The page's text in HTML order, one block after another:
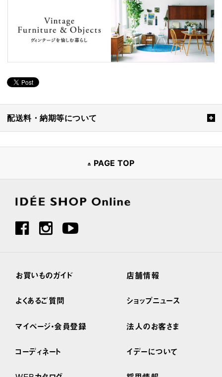
配送料・納期等について
PAGE TOP
お買いものガイド
よくあるご質問
マイページ・会員登録
コーディネート
店舗情報
ショップニュース
法人のお客さま
イデーについて